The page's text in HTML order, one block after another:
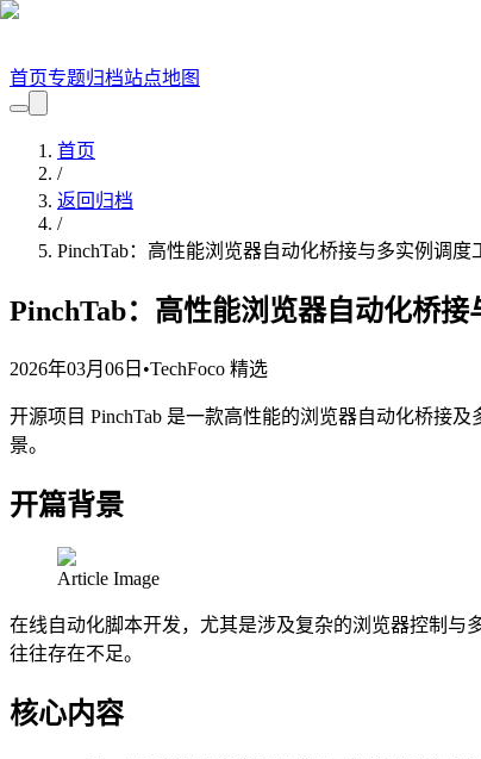
首页专题归档站点地图
首页
/
返回归档
/
PinchTab：高性能浏览器自动化桥接与多实例调度
PinchTab：高性能浏览器自动化桥
2026年03月06日 •TechFoco 精选
开源项目 PinchTab 是一款高性能的浏览器自动化桥接
景。
开篇背景
Article Image
在线自动化脚本开发，尤其是涉及复杂的浏览器控制与
往往存在不足。
核心内容